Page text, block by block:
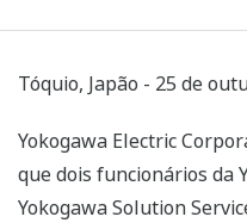
Tóquio, Japão - 25 de
Yokogawa Electric
que dois funcionários da
Yokogawa Solution